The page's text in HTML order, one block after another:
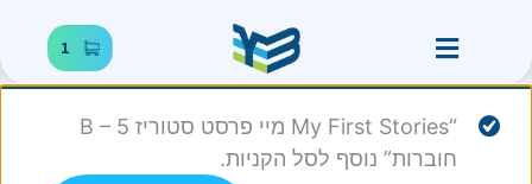
1
“My First Stories מיי פרסט סטוריז B – 5
חוברות” נוסף לסל הקניות.